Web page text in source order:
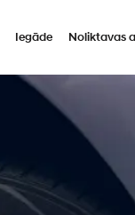
Iegāde Noliktavas